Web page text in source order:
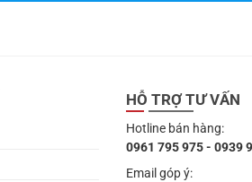
HỖ TRỢ TƯ VẤN
Hotline bán hàng:
0961 795 975 - 0939
Email góp ý: